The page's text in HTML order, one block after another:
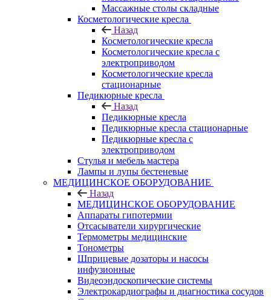
Массажные столы складные
Косметологические кресла
Назад
Косметологические кресла
Косметологические кресла с
электроприводом
Косметологические кресла
стационарные
Педикюрные кресла
Назад
Педикюрные кресла
Педикюрные кресла стационарные
Педикюрные кресла с
электроприводом
Стулья и мебель мастера
Лампы и лупы бестеневые
МЕДИЦИНСКОЕ ОБОРУДОВАНИЕ
Назад
МЕДИЦИНСКОЕ ОБОРУДОВАНИЕ
Аппараты гипотермии
Отсасыватели хирургические
Термометры медицинские
Тонометры
Шприцевые дозаторы и насосы
инфузионные
Видеоэндоскопические системы
Электрокардиографы и диагностика сосудов